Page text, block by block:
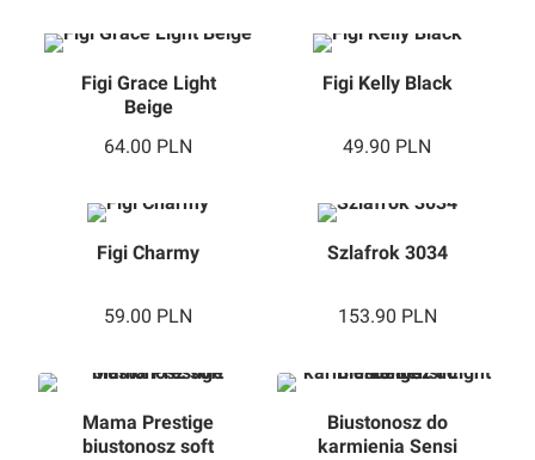
Figi Grace Light
Beige
64.00 PLN
Figi Kelly Black
49.90 PLN
Figi Charmy
59.00 PLN
Szlafrok 3034
153.90 PLN
Mama Prestige
biustonosz soft
Biustonosz do
karmienia Sensi